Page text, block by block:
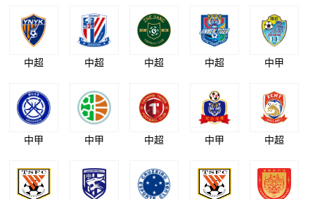
中超 中超 中超 中超 中甲
中甲 中甲 中超 中甲 中超